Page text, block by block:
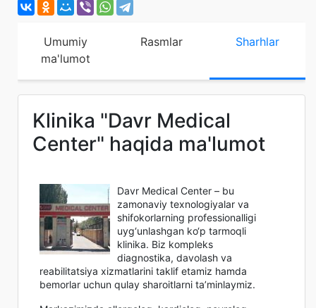
Umumiy
ma'lumot
Rasmlar Sharhlar
Klinika "Davr Medical
Center" haqida ma'lumot
Davr Medical Center – bu
zamonaviy texnologiyalar va
shifokorlarning professionalligi
uyg‘unlashgan ko‘p tarmoqli
klinika. Biz kompleks
diagnostika, davolash va
reabilitatsiya xizmatlarini taklif etamiz hamda
bemorlar uchun qulay sharoitlarni ta’minlaymiz.